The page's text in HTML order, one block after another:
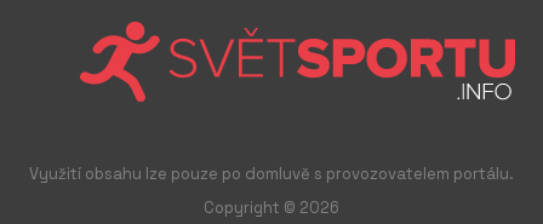
Copyright © 2026
Využití obsahu lze pouze po domluvě s provozovatelem portálu.